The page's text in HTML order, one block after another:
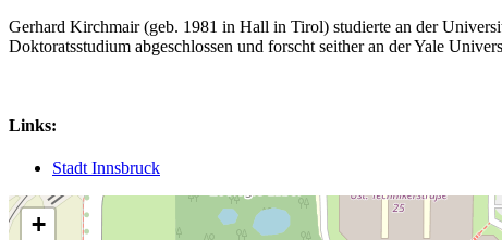
Gerhard Kirchmair (geb. 1981 in Hall in Tirol) studierte an der
Doktoratsstudium abgeschlossen und forscht seither an der Yale
Links:
Stadt Innsbruck
+